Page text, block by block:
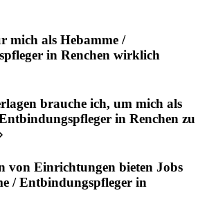
mich als Hebamme /
in Renchen wirklich
brauche ich, um mich als
in Renchen zu
von Einrichtungen bieten Jobs
/ Entbindungspfleger in